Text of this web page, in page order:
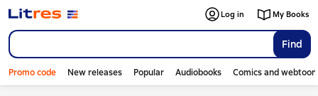
Find
Log in My Books
Promo code New releases Popular Audiobooks Comics and